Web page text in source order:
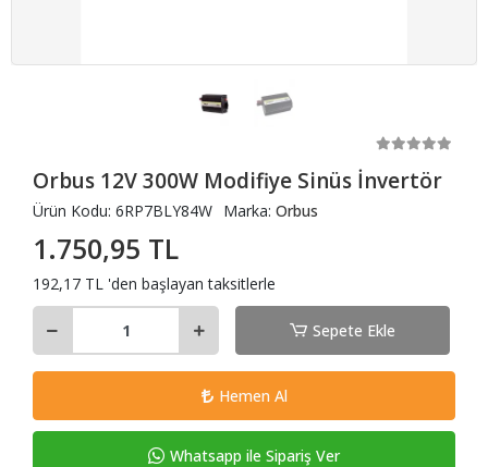
Orbus 12V 300W Modifiye Sinüs İnvertör
Ürün Kodu: 6RP7BLY84W Marka: Orbus
1.750,95 TL
192,17 TL 'den başlayan taksitlerle
Sepete Ekle
Hemen Al
Whatsapp ile Sipariş Ver